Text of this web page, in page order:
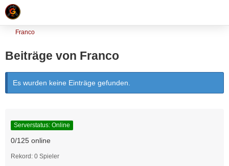
Franco
Beiträge von Franco
Es wurden keine Einträge gefunden.
Serverstatus: Online
0/125 online
Rekord: 0 Spieler